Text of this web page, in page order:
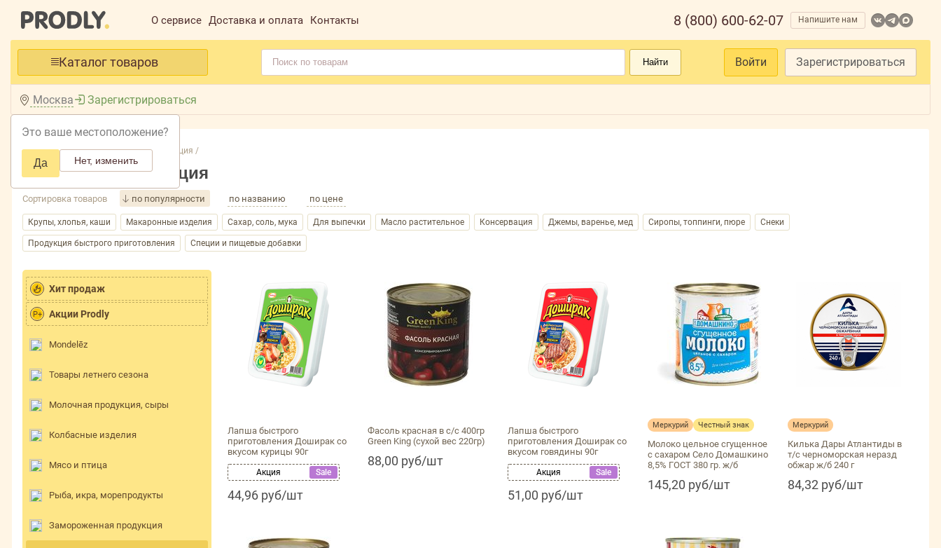
О сервисе Доставка и оплата Контакты 8 (800) 600-62-07 Напишите нам
Каталог товаров Найти Войти Зарегистрироваться
Москва
Это ваше местоположение?
Да Нет, изменить
Зарегистрироваться
Главная /Каталог /Бакалея, консервация /
Бакалея, консервация
Сортировка товаров по популярности по названию по цене
Крупы, хлопья, каши Макаронные изделия Сахар, соль, мука Для выпечки Масло растительное Консервация Джемы, варенье, мед Сиропы, топпинги, пюре Снеки
Продукция быстрого приготовления Специи и пищевые добавки
Хит продаж
P+ Акции Prodly
Mondelēz
Товары летнего сезона
Молочная продукция, сыры
Колбасные изделия
Мясо и птица
Рыба, икра, морепродукты
Замороженная продукция
Лапша быстрого
приготовления Доширак со
вкусом курицы 90г
Акция Sale
44,96 руб/шт
Фасоль красная в с/с 400гр
Green King (сухой вес 220гр)
88,00 руб/шт
Лапша быстрого
приготовления Доширак со
вкусом говядины 90г
Акция Sale
51,00 руб/шт
Меркурий Честный знак
Молоко цельное сгущенное
с сахаром Село Домашкино
8,5% ГОСТ 380 гр. ж/б
145,20 руб/шт
Меркурий
Килька Дары Атлантиды в
т/с черноморская неразд
обжар ж/б 240 г
84,32 руб/шт